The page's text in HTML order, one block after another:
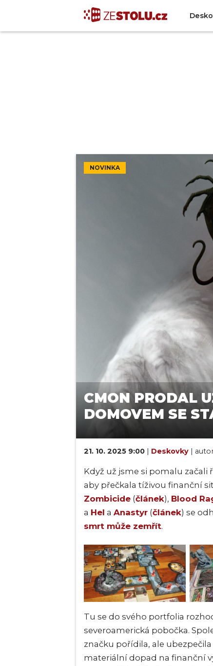
NOVINKA
CMON PRODAL
DOMOVEM SE
21. 10. 2025 9:00 | Deskovky |
Když už jsme si pomalu začali
aby přečkala tíživou finanční
Zombicide (článek), Blood
a Hel a Anastyr (článek) se
smrt může zemřít.
Tu se do svého portfolia
severoamerická pobočka.
značku pořídila, ale
materiální dopad na finanční